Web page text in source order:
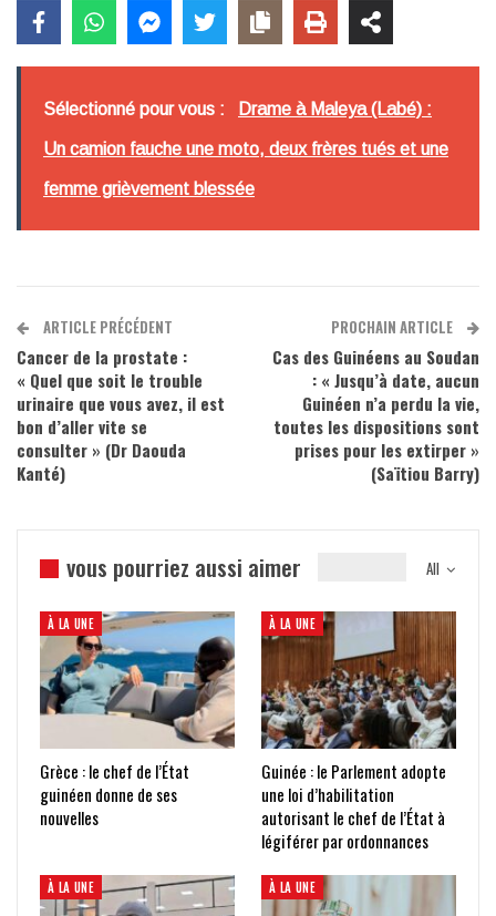
Sélectionné pour vous : Drame à Maleya (Labé) :
Un camion fauche une moto, deux frères tués et une
femme grièvement blessée
ARTICLE PRÉCÉDENT
Cancer de la prostate :
« Quel que soit le trouble
urinaire que vous avez, il est
bon d’aller vite se
consulter » (Dr Daouda
Kanté)
PROCHAIN ARTICLE
Cas des Guinéens au Soudan
: « Jusqu’à date, aucun
Guinéen n’a perdu la vie,
toutes les dispositions sont
prises pour les extirper »
(Saïtiou Barry)
All
vous pourriez aussi aimer
À LA UNE
Grèce : le chef de l’État
guinéen donne de ses
nouvelles
À LA UNE
Guinée : le Parlement adopte
une loi d’habilitation
autorisant le chef de l’État à
légiférer par ordonnances
À LA UNE À LA UNE